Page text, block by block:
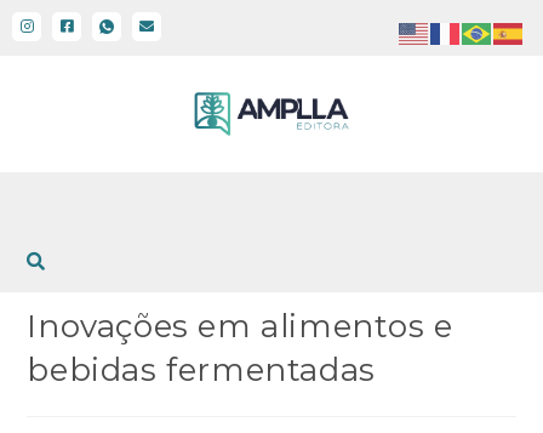
Inovações em alimentos e
bebidas fermentadas